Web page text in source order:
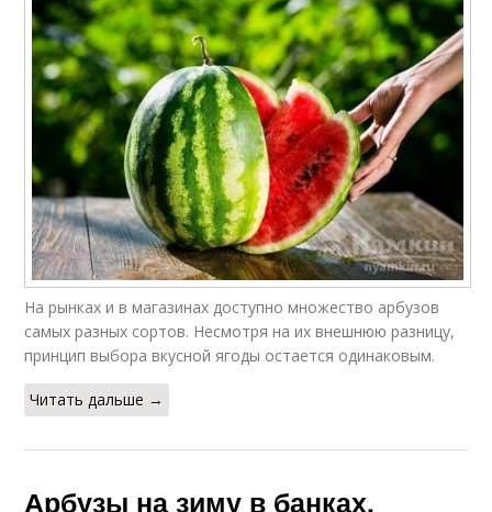
На рынках и в магазинах доступно множество арбузов
самых разных сортов. Несмотря на их внешнюю разницу,
принцип выбора вкусной ягоды остается одинаковым.
Читать дальше →
Арбузы на зиму в банках.